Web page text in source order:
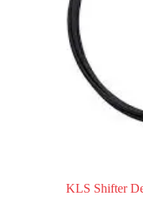
KLS Shifter